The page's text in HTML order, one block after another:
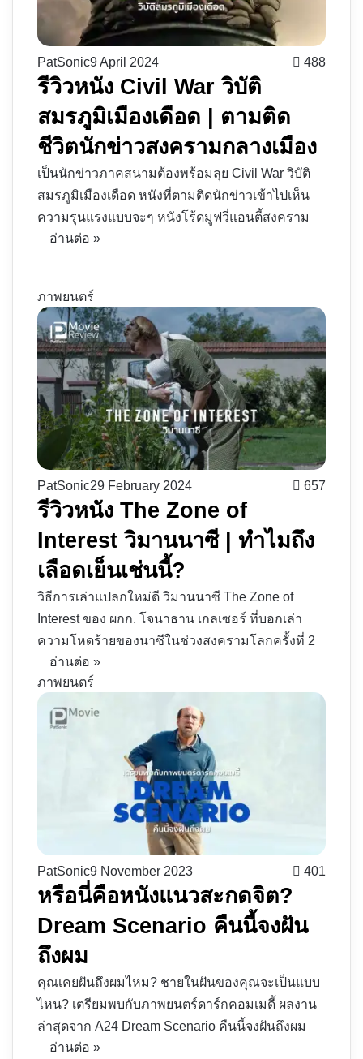
PatSonic9 April 2024 488
รีวิวหนัง Civil War วิบัติ
สมรภูมิเมืองเดือด | ตามติด
ชีวิตนักข่าวสงครามกลางเมือง
เป็นนักข่าวภาคสนามต้องพร้อมลุย Civil War วิบัติ
สมรภูมิเมืองเดือด หนังที่ตามติดนักข่าวเข้าไปเห็น
ความรุนแรงแบบจะๆ หนังโร้ดมูฟวี่แอนตี้สงคราม
อ่านต่อ »
ภาพยนตร์
PatSonic29 February 2024 657
รีวิวหนัง The Zone of
Interest วิมานนาซี | ทำไมถึง
เลือดเย็นเช่นนี้?
วิธีการเล่าแปลกใหม่ดี วิมานนาซี The Zone of
Interest ของ ผกก. โจนาธาน เกลเซอร์ ที่บอกเล่า
ความโหดร้ายของนาซีในช่วงสงครามโลกครั้งที่ 2
อ่านต่อ »
ภาพยนตร์
PatSonic9 November 2023 401
หรือนี่คือหนังแนวสะกดจิต?
Dream Scenario คืนนี้จงฝัน
ถึงผม
คุณเคยฝันถึงผมไหม? ชายในฝันของคุณจะเป็นแบบ
ไหน? เตรียมพบกับภาพยนตร์ดาร์กคอมเมดี้ ผลงาน
ล่าสุดจาก A24 Dream Scenario คืนนี้จงฝันถึงผม
อ่านต่อ »